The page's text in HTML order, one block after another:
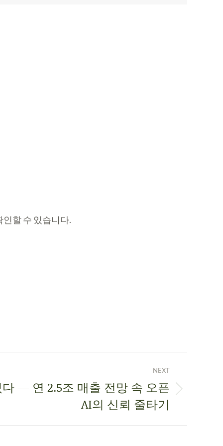
할 수 있습니다.
NEXT
다 — 연 2.5조 매출 전망 속 오픈
AI의 신뢰 줄타기